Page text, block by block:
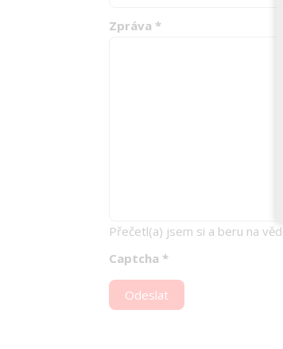
Zpráva *
Přečetl(a) jsem si a beru na
Captcha *
Odeslat